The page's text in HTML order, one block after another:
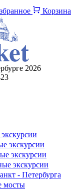
Корзина
2026
экскурсии
экскурсии
экскурсии
- Петербурга
мосты